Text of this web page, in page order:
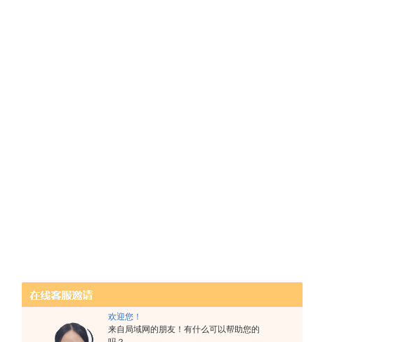
欢迎您！
来自局域网的朋友！有什么可以帮助您的